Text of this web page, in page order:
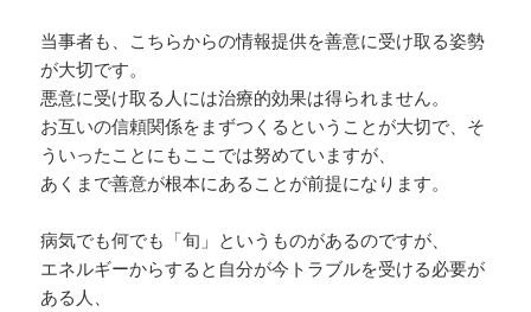
当事者も、こちらからの情報提供を善意に受け取る姿勢
が大切です。
悪意に受け取る人には治療的効果は得られません。
お互いの信頼関係をまずつくるということが大切で、そ
ういったことにもここでは努めていますが、
あくまで善意が根本にあることが前提になります。
病気でも何でも「旬」というものがあるのですが、
エネルギーからすると自分が今トラブルを受ける必要が
ある人、